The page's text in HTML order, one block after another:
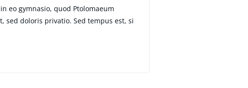
eo gymnasio, quod Ptolomaeum
sed doloris privatio. Sed tempus est, si